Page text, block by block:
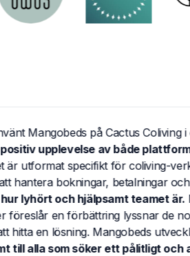
Mangobeds på Cactus Coliving i ett
upplevelse av både plattformen
specifikt för coliving-
bokningar, betalningar och
och hjälpsamt teamet är.
en förbättring lyssnar de noga
en lösning. Mangobeds utvecklas
som söker ett pålitligt och